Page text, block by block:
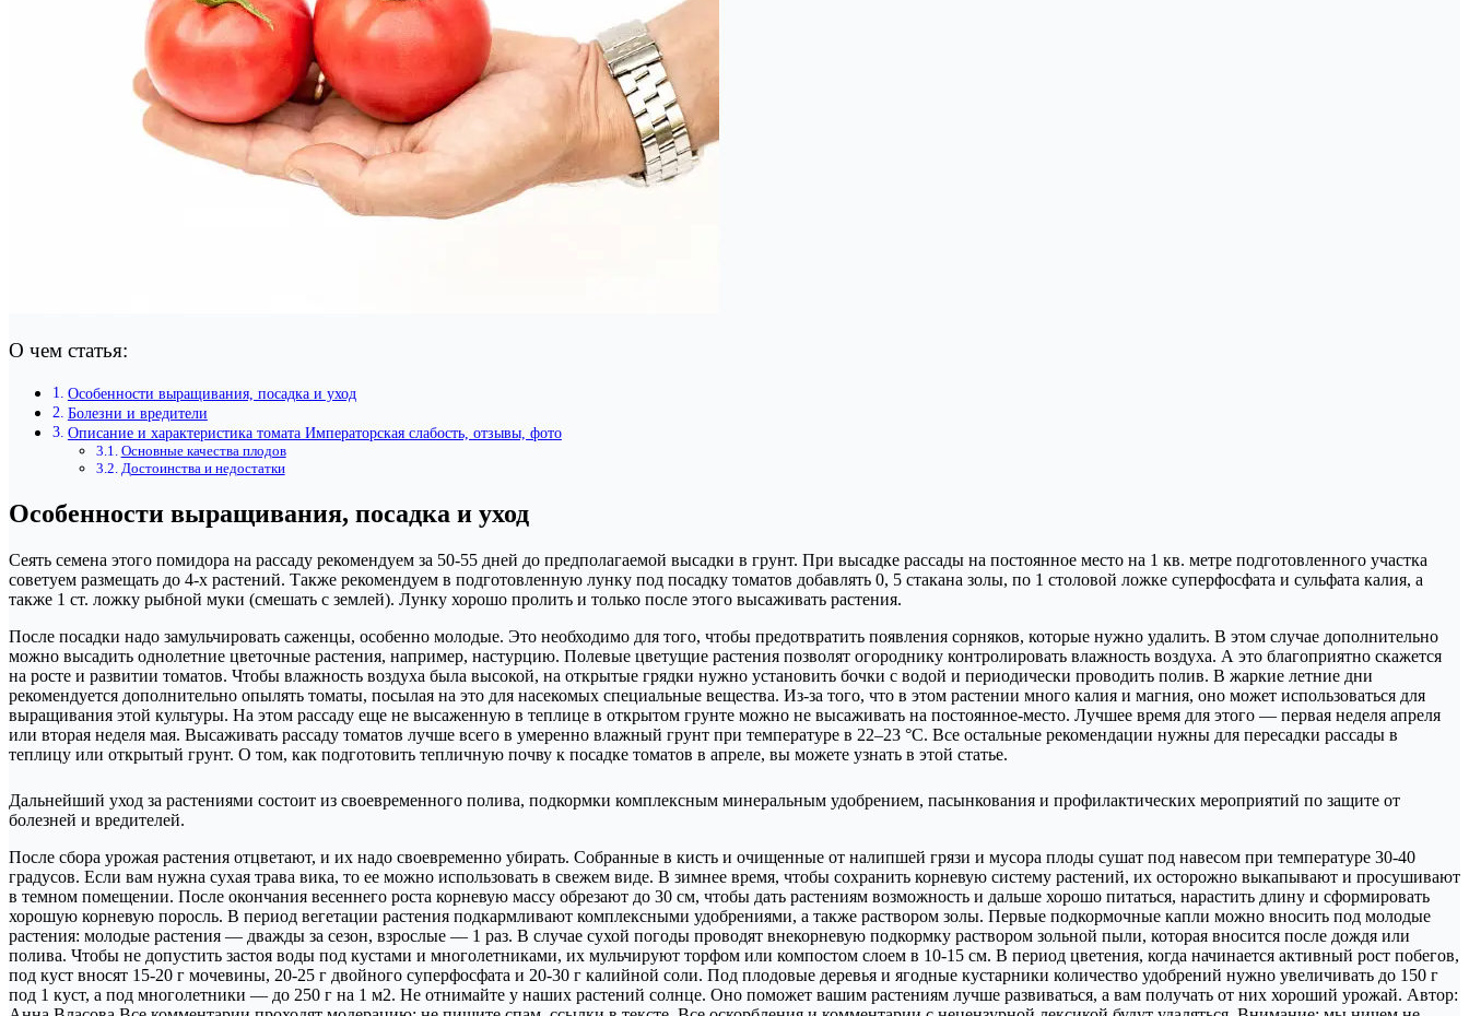
О чем статья:
Особенности выращивания, посадка и уход
Болезни и вредители
Описание и характеристика томата Императорская слабость, отзывы, фото
Основные качества плодов
Достоинства и недостатки
Особенности выращивания, посадка и уход
Сеять семена этого помидора на рассаду рекомендуем за 50-55 дней до предполагаемой высадки в грунт. При высадке рассады на постоянное место на 1 кв. метре подготовленного участка
советуем размещать до 4-х растений. Также рекомендуем в подготовленную лунку под посадку томатов добавлять 0, 5 стакана золы, по 1 столовой ложке суперфосфата и сульфата калия, а
также 1 ст. ложку рыбной муки (смешать с землей). Лунку хорошо пролить и только после этого высаживать растения.
После посадки надо замульчировать саженцы, особенно молодые. Это необходимо для того, чтобы предотвратить появления сорняков, которые нужно удалить. В этом случае дополнительно
можно высадить однолетние цветочные растения, например, настурцию. Полевые цветущие растения позволят огороднику контролировать влажность воздуха. А это благоприятно скажется
на росте и развитии томатов. Чтобы влажность воздуха была высокой, на открытые грядки нужно установить бочки с водой и периодически проводить полив. В жаркие летние дни
рекомендуется дополнительно опылять томаты, посылая на это для насекомых специальные вещества. Из-за того, что в этом растении много калия и магния, оно может использоваться для
выращивания этой культуры. На этом рассаду еще не высаженную в теплице в открытом грунте можно не высаживать на постоянное-место. Лучшее время для этого — первая неделя апреля
или вторая неделя мая. Высаживать рассаду томатов лучше всего в умеренно влажный грунт при температуре в 22–23 °C. Все остальные рекомендации нужны для пересадки рассады в
теплицу или открытый грунт. О том, как подготовить тепличную почву к посадке томатов в апреле, вы можете узнать в этой статье.
Дальнейший уход за растениями состоит из своевременного полива, подкормки комплексным минеральным удобрением, пасынкования и профилактических мероприятий по защите от
болезней и вредителей.
После сбора урожая растения отцветают, и их надо своевременно убирать. Собранные в кисть и очищенные от налипшей грязи и мусора плоды сушат под навесом при температуре 30-40
градусов. Если вам нужна сухая трава вика, то ее можно использовать в свежем виде. В зимнее время, чтобы сохранить корневую систему растений, их осторожно выкапывают и просушивают
в темном помещении. После окончания весеннего роста корневую массу обрезают до 30 см, чтобы дать растениям возможность и дальше хорошо питаться, нарастить длину и сформировать
хорошую корневую поросль. В период вегетации растения подкармливают комплексными удобрениями, а также раствором золы. Первые подкормочные капли можно вносить под молодые
растения: молодые растения — дважды за сезон, взрослые — 1 раз. В случае сухой погоды проводят внекорневую подкормку раствором зольной пыли, которая вносится после дождя или
полива. Чтобы не допустить застоя воды под кустами и многолетниками, их мульчируют торфом или компостом слоем в 10-15 см. В период цветения, когда начинается активный рост побегов,
под куст вносят 15-20 г мочевины, 20-25 г двойного суперфосфата и 20-30 г калийной соли. Под плодовые деревья и ягодные кустарники количество удобрений нужно увеличивать до 150 г
под 1 куст, а под многолетники — до 250 г на 1 м2. Не отнимайте у наших растений солнце. Оно поможет вашим растениям лучше развиваться, а вам получать от них хороший урожай. Автор: